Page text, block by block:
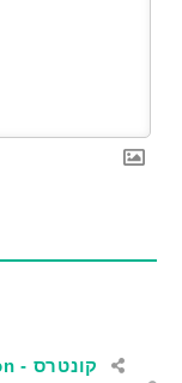
Démocratie et désinformation - קונטרס